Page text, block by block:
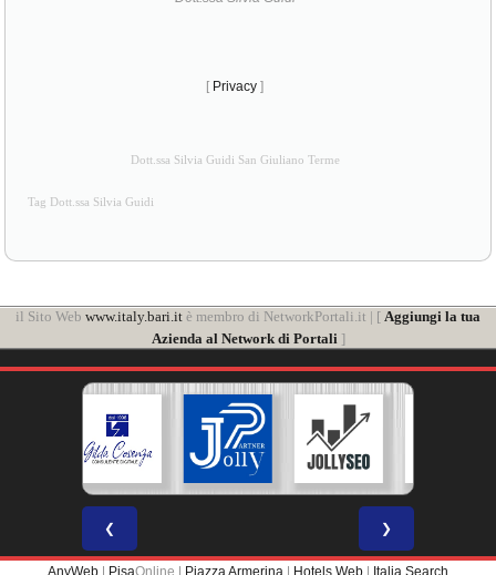
[ Privacy ]
Dott.ssa Silvia Guidi San Giuliano Terme
Tag Dott.ssa Silvia Guidi
il Sito Web www.italy.bari.it è membro di NetworkPortali.it | [ Aggiungi la tua
Azienda al Network di Portali]
❮ ❯
AnyWeb PisaOnline | Piazza Armerina Hotels Web Italia Search